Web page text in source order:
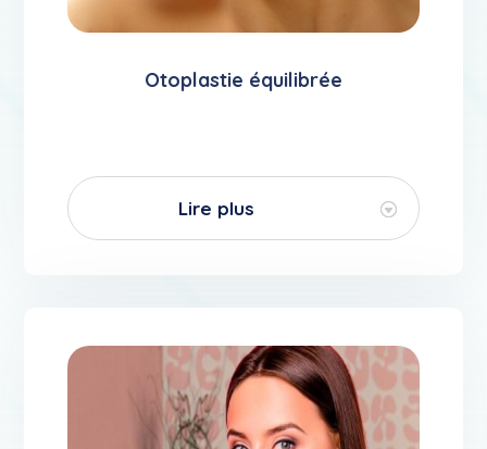
Otoplastie équilibrée
Lire plus